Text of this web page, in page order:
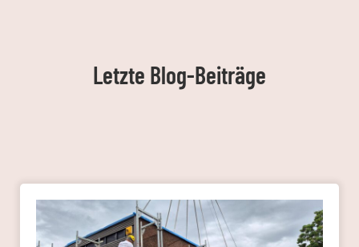
Letzte Blog-Beiträge